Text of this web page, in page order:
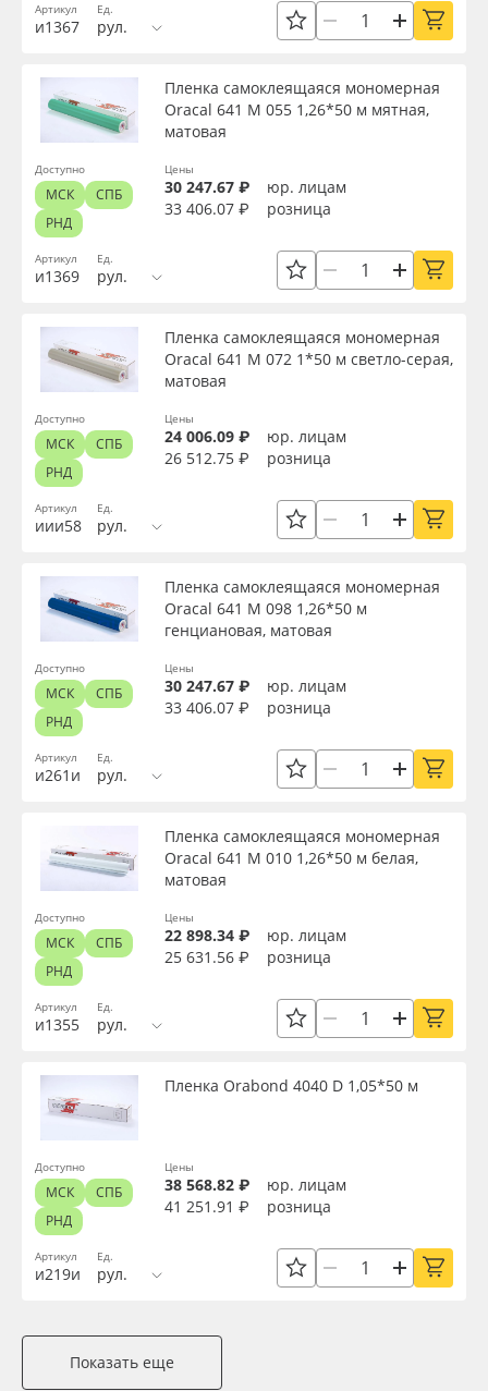
Артикул
и1367
Ед.
рул.
Артикул
и1369
Пленка самоклеящаяся мономерная
Oracal 641 M 055 1,26*50 м мятная,
матовая
Ед.
рул.
Цены
30 247.67 ₽
юр. лицам
33 406.07 ₽
розница
Доступно
МСК
СПБ
РНД
Артикул
иии58
Пленка самоклеящаяся мономерная
Oracal 641 M 072 1*50 м светло-серая,
матовая
Ед.
рул.
Цены
24 006.09 ₽
юр. лицам
26 512.75 ₽
розница
Доступно
МСК
СПБ
РНД
Артикул
и261и
Пленка самоклеящаяся мономерная
Oracal 641 M 098 1,26*50 м
генциановая, матовая
Ед.
рул.
Цены
30 247.67 ₽
юр. лицам
33 406.07 ₽
розница
Доступно
МСК
СПБ
РНД
Артикул
и1355
Пленка самоклеящаяся мономерная
Oracal 641 M 010 1,26*50 м белая,
матовая
Ед.
рул.
Цены
22 898.34 ₽
юр. лицам
25 631.56 ₽
розница
Доступно
МСК
СПБ
РНД
Артикул
и219и
Пленка Orabond 4040 D 1,05*50 м
Ед.
рул.
Цены
38 568.82 ₽
юр. лицам
41 251.91 ₽
розница
Доступно
МСК
СПБ
РНД
Показать еще